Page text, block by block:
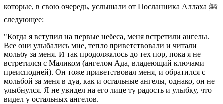
которые, в свою очередь, услышали от Посланника Аллаха ﷺ
следующее:
"Когда я вступил на первые небеса, меня встретили ангелы.
Все они улыбались мне, тепло приветствовали и читали
мольбу за меня. И так продолжалось до тех пор, пока я не
встретился с Маликом (ангелом Ада, владеющий ключами
преисподней). Он тоже приветствовал меня, и обратился с
мольбой за меня в дуа, как и остальные ангелы, однако, он не
улыбнулся. Я не увидел на его лице ту радость и улыбку, что
видел у остальных ангелов.